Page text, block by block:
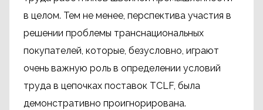
в целом. Тем не менее, перспектива участия в
решении проблемы транснациональных
покупателей, которые, безусловно, играют
очень ​​важную роль в определении условий
труда в цепочках поставок TCLF, была
демонстративно проигнорирована.